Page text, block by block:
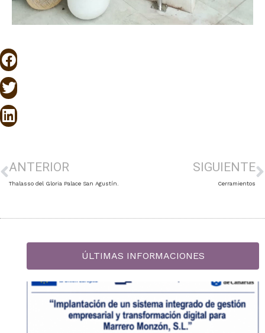
ANTERIOR
Thalasso del Gloria Palace San Agustín.
SIGUIENTE
Cerramientos
ÚLTIMAS INFORMACIONES